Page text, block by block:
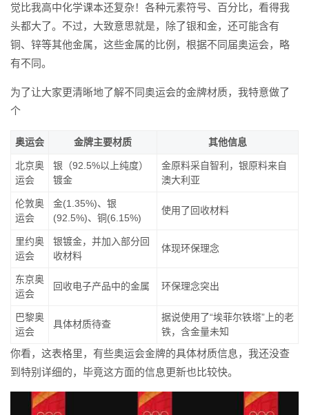
觉比我高中化学课本还复杂！各种元素符号、百分比，看得我
头都大了。不过，大致意思就是，除了银和金，还可能含有
铜、锌等其他金属，这些金属的比例，根据不同届奥运会，略
有不同。
为了让大家更清晰地了解不同奥运会的金牌材质，我特意做了
个
奥运会 金牌主要材质 其他信息
北京奥
运会
银（92.5%以上纯度）
镀金
金原料采自智利，银原料来自
澳大利亚
伦敦奥
运会
金(1.35%)、银
(92.5%)、铜(6.15%)
使用了回收材料
里约奥
运会
银镀金，并加入部分回
收材料
体现环保理念
东京奥
运会
回收电子产品中的金属 环保理念突出
巴黎奥
运会
具体材质待查
据说使用了“埃菲尔铁塔”上的老
铁，含金量未知
你看，这表格里，有些奥运会金牌的具体材质信息，我还没查
到特别详细的，毕竟这方面的信息更新也比较快。